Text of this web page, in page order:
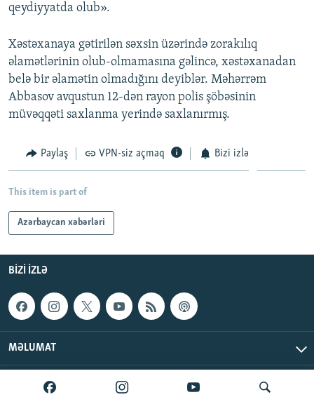
qeydiyyatda olub».
Xəstəxanaya gətirilən səxsin üzərində zorakılıq
əlamətlərinin olub-olmamasına gəlincə, xəstəxanadan
belə bir əlamətin olmadığını deyiblər. Məhərrəm
Abbasov avqustun 12-dən rayon polis şöbəsinin
müvəqqəti saxlanma yerində saxlanırmış.
Paylaş VPN-siz açmaq Bizi izlə
This item is part of
Azərbaycan xəbərləri
BIZI IZLƏ
MƏLUMAT
AzadlıqRadiosu © 2026 Inc. | Bütün hüquqlar qorunur